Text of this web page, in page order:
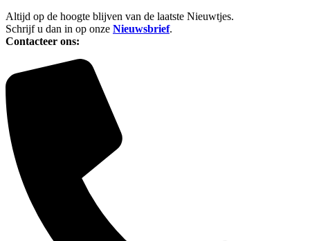
Altijd op de hoogte blijven van de laatste Nieuwtjes.
Schrijf u dan in op onze Nieuwsbrief.
Contacteer ons: